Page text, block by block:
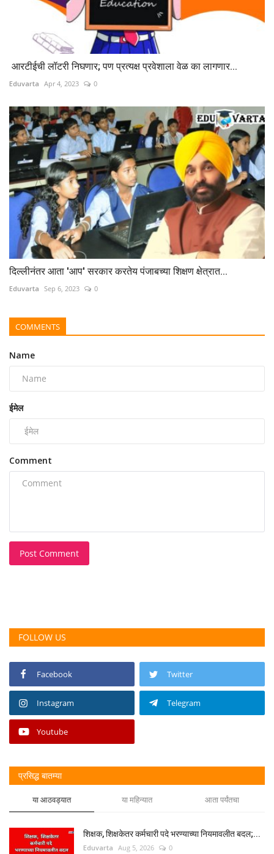
आरटीईची लॉटरी निघणार; पण प्रत्यक्ष प्रवेशाला वेळ का लागणार...
Eduvarta Apr 4, 2023 0
दिल्लीनंतर आता 'आप' सरकार करतेय पंजाबच्या शिक्षण क्षेत्रात...
Eduvarta Sep 6, 2023 0
COMMENTS
Name
ईमेल
Comment
Post Comment
FOLLOW US
Facebook Twitter
Instagram Telegram
Youtube
प्रसिद्ध बातम्या
या आठवड्यात या महिन्यात आता पर्यंतचा
शिक्षक, शिक्षकेतर कर्मचारी पदे भरण्याच्या नियमावलीत बदल;...
Eduvarta Aug 5, 2026 0